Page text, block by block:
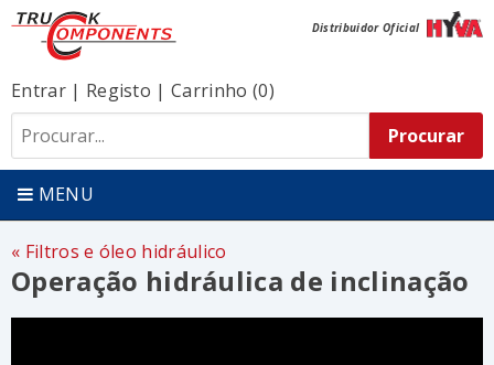
Distribuidor Oficial
Entrar| Registo |Carrinho (0)
MENU
Filtros e óleo hidráulico
Operação hidráulica de inclinação